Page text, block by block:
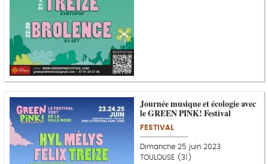
Journée musique et écologie avec
le GREEN PINK! Festival
FESTIVAL
Dimanche 25 juin 2023
TOULOUSE (31)